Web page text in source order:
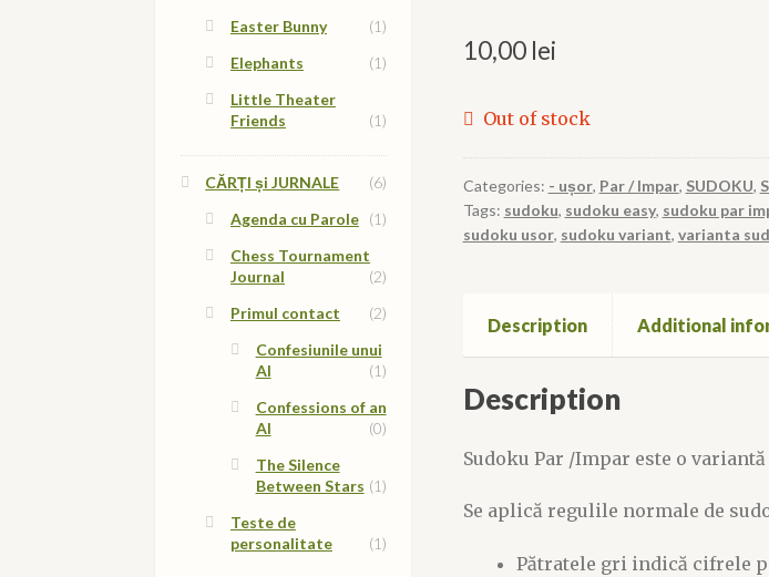
10,00 lei
Out of stock
Categories: - ușor, Par / Impar, SUDOKU,
Tags: sudoku, sudoku easy, sudoku par
sudoku usor, sudoku variant, varianta
Description Additional
Description
Sudoku Par /Impar este o
Se aplică regulile normale de
Pătratele gri indică cifrele
Easter Bunny
(1)
Elephants
(1)
Little Theater
Friends
(1)
CĂRȚI și JURNALE
(6)
Agenda cu Parole (1)
Chess Tournament
Journal
(2)
Primul contact
(2)
Confesiunile unui
AI
(1)
Confessions of an
AI
(0)
The Silence
Between Stars (1)
Teste de
personalitate
(1)